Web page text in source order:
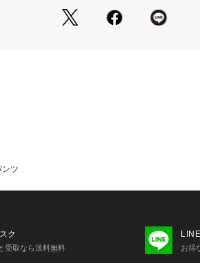
ツ：34-01-61-01008
ートパンツ：34-04-61-04009
ツ
ク
受取なら送料無料 お得